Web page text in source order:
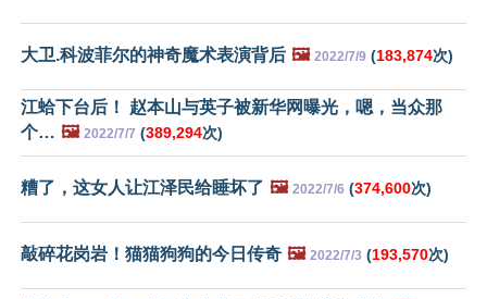
大卫.科波菲尔的神奇魔术表演背后 🖼️ 2022/7/9 (183,874次)
江蛤下台后！ 赵本山与英子被新华网曝光，嗯，当众那
个… 🖼️ 2022/7/7 (389,294次)
糟了，这女人让江泽民给睡坏了 🖼️ 2022/7/6 (374,600次)
敲碎花岗岩！猫猫狗狗的今日传奇 🖼️ 2022/7/3 (193,570次)